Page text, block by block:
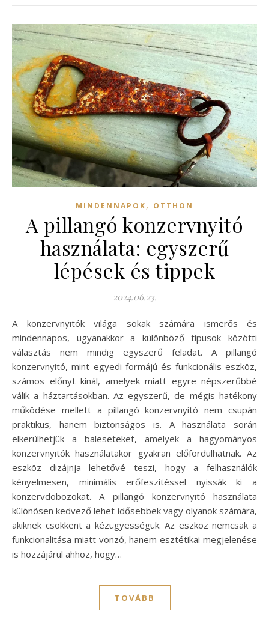
MINDENNAPOK, OTTHON
A pillangó konzervnyitó
használata: egyszerű
lépések és tippek
2024.06.23.
A konzervnyitók világa sokak számára ismerős és
mindennapos, ugyanakkor a különböző típusok közötti
választás nem mindig egyszerű feladat. A pillangó
konzervnyitó, mint egyedi formájú és funkcionális eszköz,
számos előnyt kínál, amelyek miatt egyre népszerűbbé
válik a háztartásokban. Az egyszerű, de mégis hatékony
működése mellett a pillangó konzervnyitó nem csupán
praktikus, hanem biztonságos is. A használata során
elkerülhetjük a baleseteket, amelyek a hagyományos
konzervnyitók használatakor gyakran előfordulhatnak. Az
eszköz dizájnja lehetővé teszi, hogy a felhasználók
kényelmesen, minimális erőfeszítéssel nyissák ki a
konzervdobozokat. A pillangó konzervnyitó használata
különösen kedvező lehet idősebbek vagy olyanok számára,
akiknek csökkent a kézügyességük. Az eszköz nemcsak a
funkcionalitása miatt vonzó, hanem esztétikai megjelenése
is hozzájárul ahhoz, hogy…
TOVÁBB